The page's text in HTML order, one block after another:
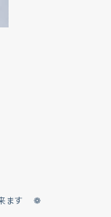
来ます ❁